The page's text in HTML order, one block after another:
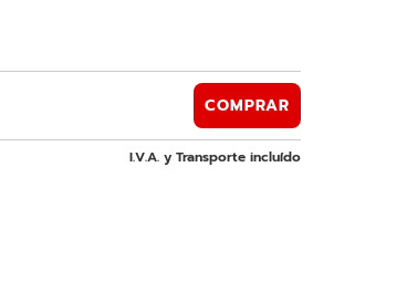
COMPRAR
I.V.A. y Transporte incluído